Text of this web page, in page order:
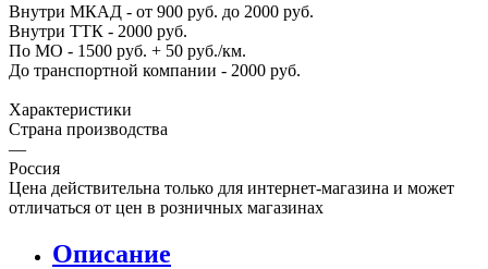
Внутри МКАД - от 900 руб. до 2000 руб.
Внутри ТТК - 2000 руб.
По МО - 1500 руб. + 50 руб./км.
До транспортной компании - 2000 руб.
Характеристики
Страна производства
—
Россия
Цена действительна только для интернет-магазина и может
отличаться от цен в розничных магазинах
Описание